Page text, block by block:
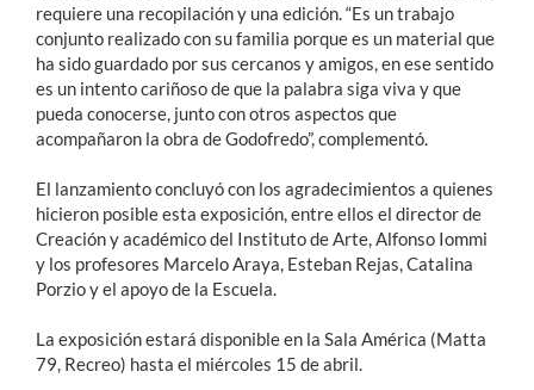
requiere una recopilación y una edición. “Es un trabajo
conjunto realizado con su familia porque es un material que
ha sido guardado por sus cercanos y amigos, en ese sentido
es un intento cariñoso de que la palabra siga viva y que
pueda conocerse, junto con otros aspectos que
acompañaron la obra de Godofredo”, complementó.
El lanzamiento concluyó con los agradecimientos a quienes
hicieron posible esta exposición, entre ellos el director de
Creación y académico del Instituto de Arte, Alfonso Iommi
y los profesores Marcelo Araya, Esteban Rejas, Catalina
Porzio y el apoyo de la Escuela.
La exposición estará disponible en la Sala América (Matta
79, Recreo) hasta el miércoles 15 de abril.